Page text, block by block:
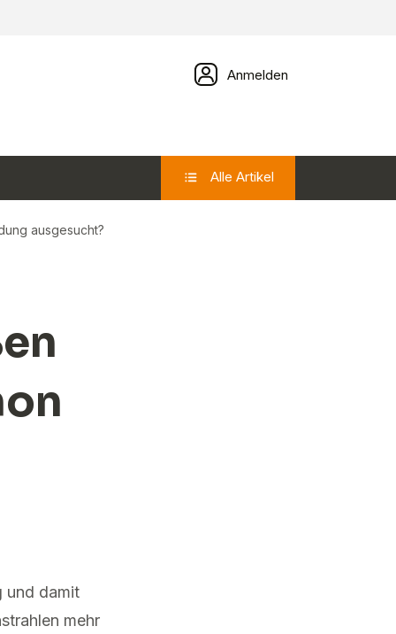
Anmelden
Alle Artikel
ausgesucht?
und damit
mehr